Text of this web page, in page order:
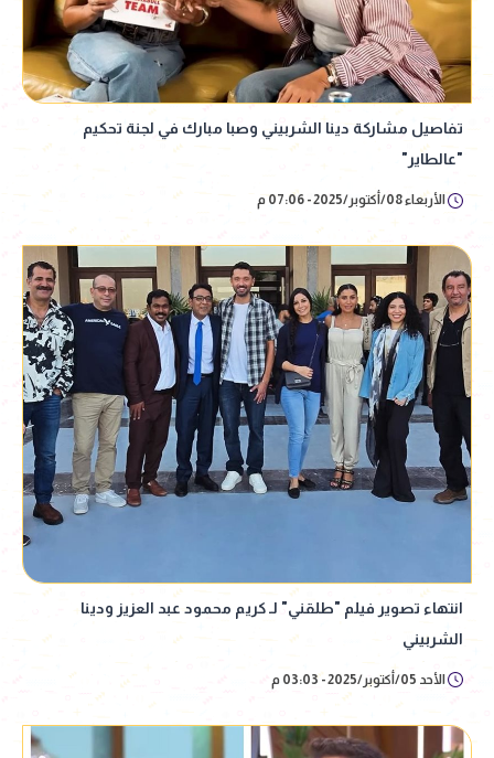
تفاصيل مشاركة دينا الشربيني وصبا مبارك في لجنة تحكيم
"عالطاير"
الأربعاء 08/أكتوبر/2025 - 07:06 م
انتهاء تصوير فيلم "طلقني" لـ كريم محمود عبد العزيز ودينا
الشربيني
الأحد 05/أكتوبر/2025 - 03:03 م